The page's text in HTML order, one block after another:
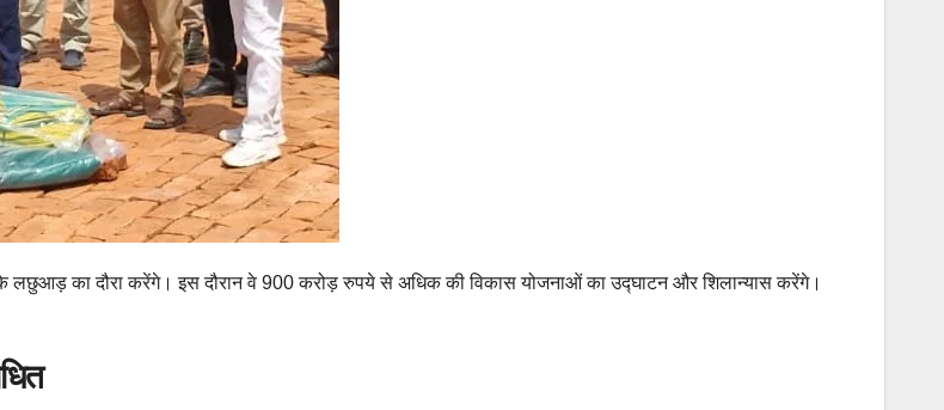
का दौरा करेंगे। इस दौरान वे 900 करोड़ रुपये से अधिक की विकास योजनाओं का उद्घाटन और शिलान्यास करेंगे।